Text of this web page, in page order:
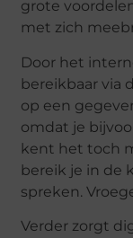
grote
met zich
Door het
bereikbaar via
op een
omdat je
kent het toch
bereik je in de
spreken.
Verder zorgt